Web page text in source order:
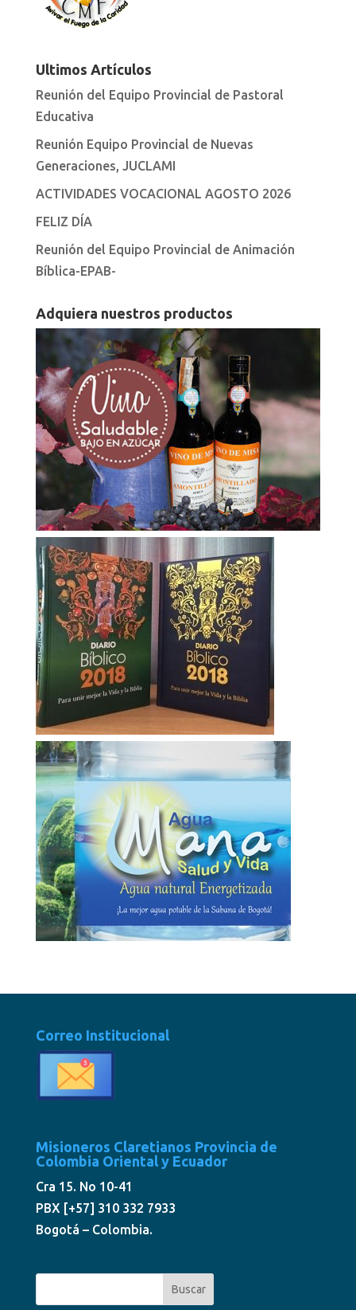
Ultimos Artículos
Reunión del Equipo Provincial de Pastoral
Educativa
Reunión Equipo Provincial de Nuevas
Generaciones, JUCLAMI
ACTIVIDADES VOCACIONAL AGOSTO 2026
FELIZ DÍA
Reunión del Equipo Provincial de Animación
Bíblica-EPAB-
Adquiera nuestros productos
Correo Institucional
Misioneros Claretianos Provincia de
Colombia Oriental y Ecuador
Cra 15. No 10-41
PBX [+57] 310 332 7933
Bogotá – Colombia.